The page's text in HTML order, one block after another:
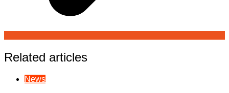
Related articles
News